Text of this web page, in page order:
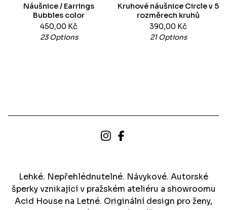
Náušnice / Earrings
Bubbles color
450,00 Kč
23 Options
Kruhové náušnice Circle v 5
rozměrech kruhů
390,00 Kč
21 Options
Lehké. Nepřehlédnutelné. Návykové. Autorské
šperky vznikající v pražském ateliéru a showroomu
Acid House na Letné. Originální design pro ženy,